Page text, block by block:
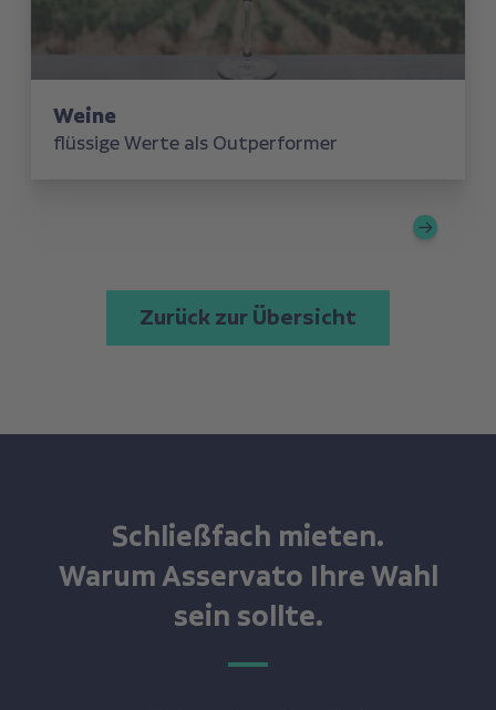
Weine
flüssige Werte als Outperformer
Zurück zur Übersicht
Schließfach mieten.
Warum Asservato Ihre Wahl
sein sollte.